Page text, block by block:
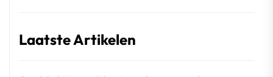
Laatste Artikelen